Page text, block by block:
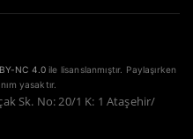
NC 4.0 ile lisanslanmıştır. Paylaşırken
yasaktır.
Sk. No: 20/1 K: 1 Ataşehir/